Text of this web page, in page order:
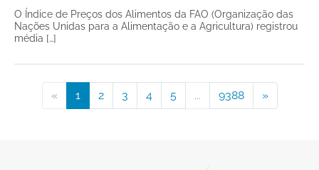
O Índice de Preços dos Alimentos da FAO (Organização das
Nações Unidas para a Alimentação e a Agricultura) registrou
média […]
« 1 2 3 4 5 ... 9388 »